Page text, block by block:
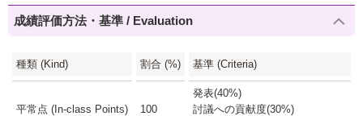
成績評価方法・基準 / Evaluation
種類 (Kind) 割合 (%) 基準 (Criteria)
平常点 (In-class Points) 100
発表(40%)
討議への貢献度(30%)